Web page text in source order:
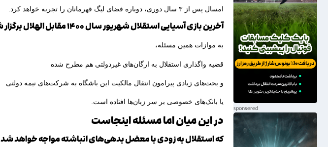
امسال پس از ۳ سال دوری، دوباره فضای لیگ قهرمانان را تجربه خواهد کرد.
آخرین بازی آسیایی استقلال شهریور سال ۱۴۰۰ مقابل الهلال برگزار شد.
به موازات همین مسئله،
قضیه واگذاری استقلال به ارگان‌های غیردولتی هم مطرح شده
و بحث‌های زیادی پیرامون انتقال مالکیت این باشگاه به شرکت‌های نیمه دولتی
یا بانک‌های خصوصی بر سر زبان‌ها افتاده است.
در این میان اما مسئله اینجاست
که استقلال به زودی با معضل بدهی‌های انباشته مواجه خواهد شد